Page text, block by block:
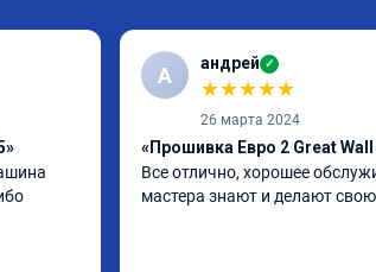
А андрей ✓
★★★★★
26 марта 2024
«Прошивка Евро 2 Great Wall
Все отлично, хорошее
мастера знают и делают